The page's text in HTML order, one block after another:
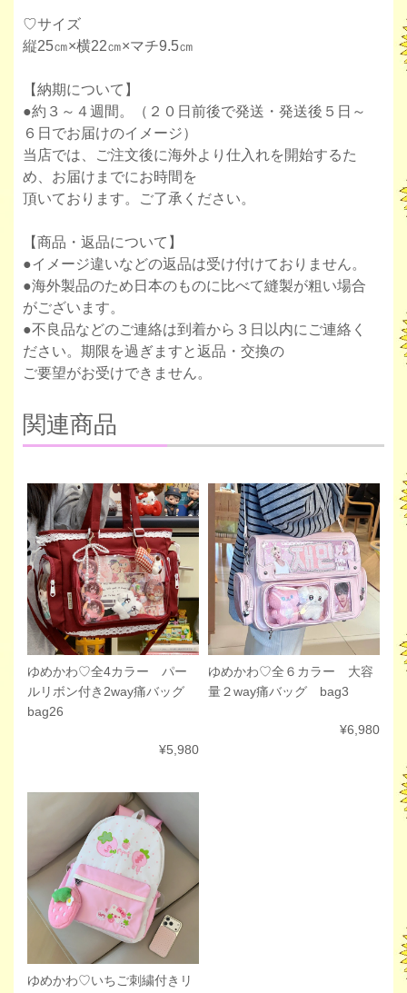
♡サイズ
縦25㎝×横22㎝×マチ9.5㎝
【納期について】
●約３～４週間。（２０日前後で発送・発送後５日～
６日でお届けのイメージ）
当店では、ご注文後に海外より仕入れを開始するた
め、お届けまでにお時間を
頂いております。ご了承ください。
【商品・返品について】
●イメージ違いなどの返品は受け付けておりません。
●海外製品のため日本のものに比べて縫製が粗い場合
がございます。
●不良品などのご連絡は到着から３日以内にご連絡く
ださい。期限を過ぎますと返品・交換の
ご要望がお受けできません。
関連商品
ゆめかわ♡全4カラー パー
ルリボン付き2way痛バッグ
bag26
¥5,980
ゆめかわ♡全６カラー 大容
量２way痛バッグ bag3
¥6,980
ゆめかわ♡いちご刺繍付きリ